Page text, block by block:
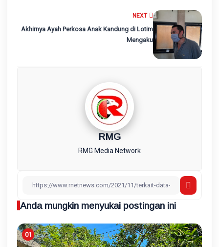
NEXT
Akhirnya Ayah Perkosa Anak Kandung di Lotim‎
Mengaku
RMG
RMG Media Network
Anda mungkin menyukai postingan ini